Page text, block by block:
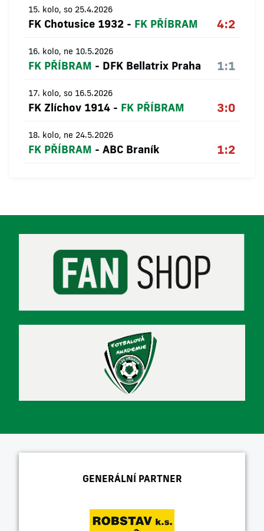
15. kolo, so 25.4.2026
FK Chotusice 1932 - FK PŘÍBRAM 4:2
16. kolo, ne 10.5.2026
FK PŘÍBRAM - DFK Bellatrix Praha 1:1
17. kolo, so 16.5.2026
FK Zlíchov 1914 - FK PŘÍBRAM 3:0
18. kolo, ne 24.5.2026
FK PŘÍBRAM - ABC Braník 1:2
GENERÁLNÍ PARTNER